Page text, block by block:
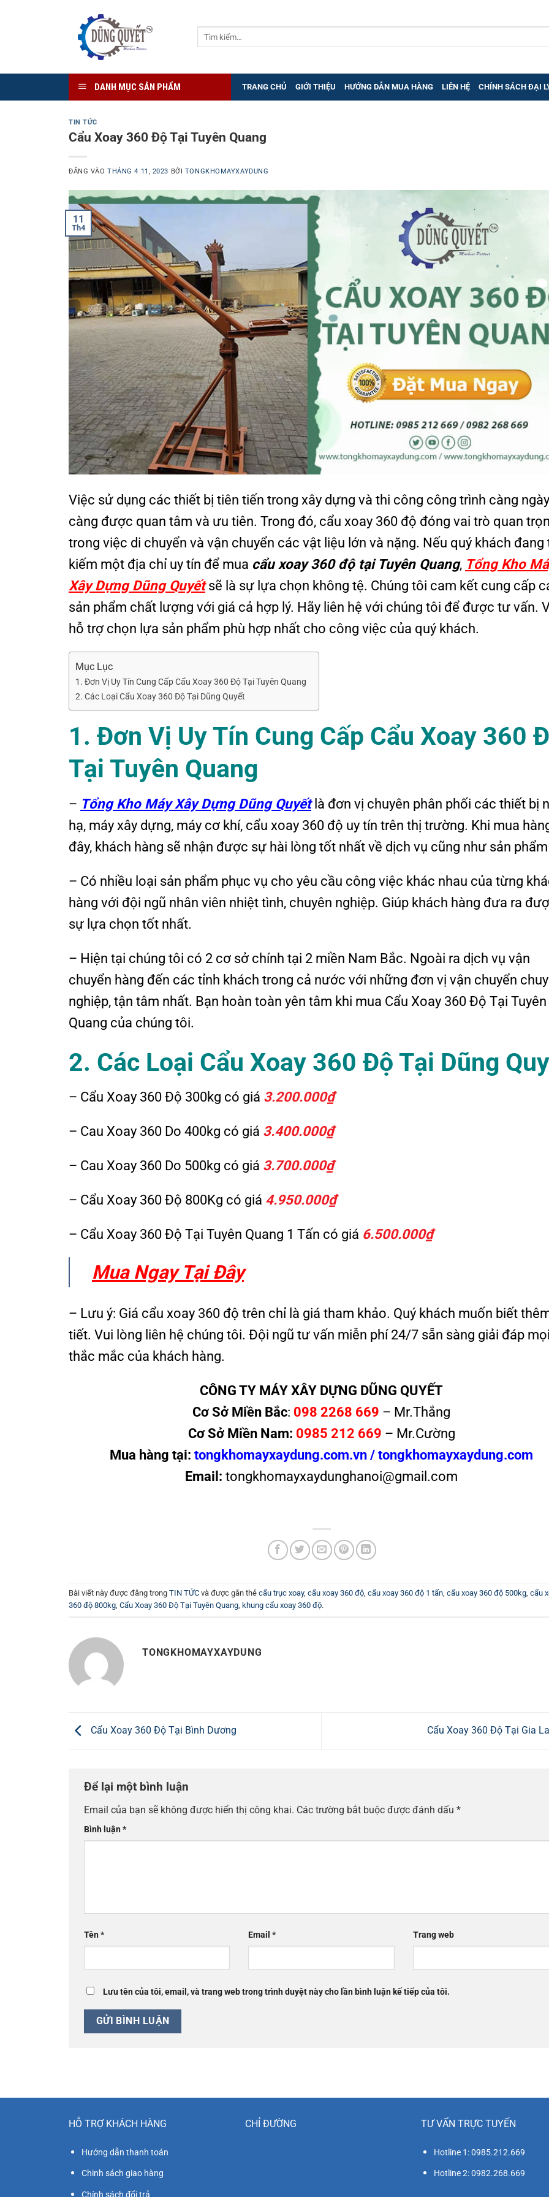
DANH MỤC SẢN PHẨM TRANG CHỦ GIỚI THIỆU HƯỚNG DẪN MUA HÀNG LIÊN HỆ CHÍNH SÁCH ĐẠI
TIN TỨC
Cẩu Xoay 360 Độ Tại Tuyên Quang
ĐĂNG VÀOTHÁNG 4 11, 2023 BỞI TONGKHOMAYXAYDUNG
11
Th4
Việc sử dụng các thiết bị tiên tiến trong xây dựng và thi công công trình càng ngày
càng được quan tâm và ưu tiên. Trong đó, cẩu xoay 360 độ đóng vai trò quan
trong việc di chuyển và vận chuyển các vật liệu lớn và nặng. Nếu quý khách đang
kiếm một địa chỉ uy tín để mua cẩu xoay 360 độ tại Tuyên Quang, Tổng Kho
Xây Dựng Dũng Quyếtsẽ là sự lựa chọn không tệ. Chúng tôi cam kết cung cấp
sản phẩm chất lượng với giá cả hợp lý. Hãy liên hệ với chúng tôi để được tư vấn.
hỗ trợ chọn lựa sản phẩm phù hợp nhất cho công việc của quý khách.
Mục Lục
1. Đơn Vị Uy Tín Cung Cấp Cẩu Xoay 360 Độ Tại Tuyên Quang
2. Các Loại Cẩu Xoay 360 Độ Tại Dũng Quyết
1. Đơn Vị Uy Tín Cung Cấp Cẩu Xoay 360
Tại Tuyên Quang
– Tổng Kho Máy Xây Dựng Dũng Quyếtlà đơn vị chuyên phân phối các thiết bị
hạ, máy xây dựng, máy cơ khí, cẩu xoay 360 độ uy tín trên thị trường. Khi mua
đây, khách hàng sẽ nhận được sự hài lòng tốt nhất về dịch vụ cũng như sản
– Có nhiều loại sản phẩm phục vụ cho yêu cầu công việc khác nhau của từng
hàng với đội ngũ nhân viên nhiệt tình, chuyên nghiệp. Giúp khách hàng đưa ra
sự lựa chọn tốt nhất.
– Hiện tại chúng tôi có 2 cơ sở chính tại 2 miền Nam Bắc. Ngoài ra dịch vụ vận
chuyển hàng đến các tỉnh khách trong cả nước với những đơn vị vận chuyển
nghiệp, tận tâm nhất. Bạn hoàn toàn yên tâm khi mua Cẩu Xoay 360 Độ Tại Tuyên
Quang của chúng tôi.
2. Các Loại Cẩu Xoay 360 Độ Tại Dũng
– Cẩu Xoay 360 Độ 300kg có giá 3.200.000₫
– Cau Xoay 360 Do 400kg có giá 3.400.000₫
– Cau Xoay 360 Do 500kg có giá 3.700.000₫
– Cẩu Xoay 360 Độ 800Kg có giá 4.950.000₫
– Cẩu Xoay 360 Độ Tại Tuyên Quang 1 Tấn có giá 6.500.000₫
Mua Ngay Tại Đây
– Lưu ý: Giá cẩu xoay 360 độ trên chỉ là giá tham khảo. Quý khách muốn biết
tiết. Vui lòng liên hệ chúng tôi. Đội ngũ tư vấn miễn phí 24/7 sẵn sàng giải đáp
thắc mắc của khách hàng.
CÔNG TY MÁY XÂY DỰNG DŨNG QUYẾT
Cơ Sở Miền Bắc: 098 2268 669 – Mr.Thắng
Cơ Sở Miền Nam: 0985 212 669 – Mr.Cường
Mua hàng tại: tongkhomayxaydung.com.vn /tongkhomayxaydung.com
Email: tongkhomayxaydunghanoi@gmail.com
Bài viết này được đăng trong TIN TỨC và được gắn thẻ cẩu trục xoay, cẩu xoay 360 độ, cẩu xoay 360 độ 1 tấn, cẩu xoay 360 độ 500kg, cẩu
360 độ 800kg, Cẩu Xoay 360 Độ Tại Tuyên Quang, khung cẩu xoay 360 độ.
TONGKHOMAYXAYDUNG
Cẩu Xoay 360 Độ Tại Bình Dương Cẩu Xoay 360 Độ Tại Gia
Để lại một bình luận
Email của bạn sẽ không được hiển thị công khai. Các trường bắt buộc được đánh dấu *
Bình luận*
Tên* Email* Trang web
Lưu tên của tôi, email, và trang web trong trình duyệt này cho lần bình luận kế tiếp của tôi.
HỖ TRỢ KHÁCH HÀNG
Hướng dẫn thanh toán
Chinh sách giao hàng
Chính sách đổi trả
CHỈ ĐƯỜNG TƯ VẤN TRỰC TUYẾN
Hotline 1: 0985.212.669
Hotline 2: 0982.268.669